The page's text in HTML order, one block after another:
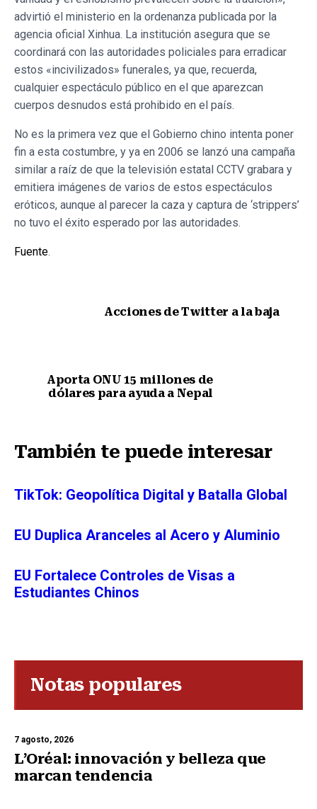
advirtió el ministerio en la ordenanza publicada por la
agencia oficial Xinhua. La institución asegura que se
coordinará con las autoridades policiales para erradicar
estos «incivilizados» funerales, ya que, recuerda,
cualquier espectáculo público en el que aparezcan
cuerpos desnudos está prohibido en el país.
No es la primera vez que el Gobierno chino intenta poner
fin a esta costumbre, y ya en 2006 se lanzó una campaña
similar a raíz de que la televisión estatal CCTV grabara y
emitiera imágenes de varios de estos espectáculos
eróticos, aunque al parecer la caza y captura de ‘strippers’
no tuvo el éxito esperado por las autoridades.
Fuente.
Acciones de Twitter a la baja
Aporta ONU 15 millones de
dólares para ayuda a Nepal
También te puede interesar
TikTok: Geopolítica Digital y Batalla Global
EU Duplica Aranceles al Acero y Aluminio
EU Fortalece Controles de Visas a
Estudiantes Chinos
Notas populares
7 agosto, 2026
L’Oréal: innovación y belleza que
marcan tendencia